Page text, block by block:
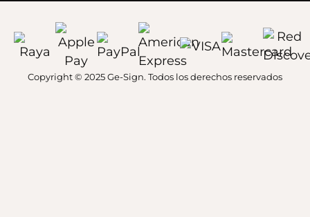
Copyright © 2025 Ge-Sign. Todos los derechos reservados